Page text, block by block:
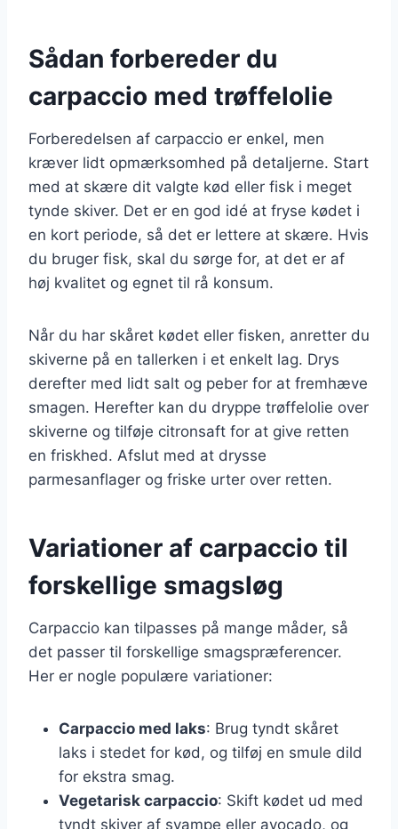
Sådan forbereder du
carpaccio med trøffelolie
Forberedelsen af carpaccio er enkel, men
kræver lidt opmærksomhed på detaljerne. Start
med at skære dit valgte kød eller fisk i meget
tynde skiver. Det er en god idé at fryse kødet i
en kort periode, så det er lettere at skære. Hvis
du bruger fisk, skal du sørge for, at det er af
høj kvalitet og egnet til rå konsum.
Når du har skåret kødet eller fisken, anretter du
skiverne på en tallerken i et enkelt lag. Drys
derefter med lidt salt og peber for at fremhæve
smagen. Herefter kan du dryppe trøffelolie over
skiverne og tilføje citronsaft for at give retten
en friskhed. Afslut med at drysse
parmesanflager og friske urter over retten.
Variationer af carpaccio til
forskellige smagsløg
Carpaccio kan tilpasses på mange måder, så
det passer til forskellige smagspræferencer.
Her er nogle populære variationer:
Carpaccio med laks: Brug tyndt skåret
laks i stedet for kød, og tilføj en smule dild
for ekstra smag.
Vegetarisk carpaccio: Skift kødet ud med
tyndt skiver af svampe eller avocado, og